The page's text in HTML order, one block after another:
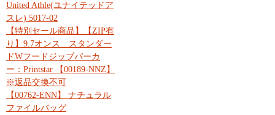
United Athle(ユナイテッドア
スレ) 5017-02
【特別セール商品】【ZIP有
り】9.7オンス スタンダー
ドWフードジップパーカ
ー：Printstar 【00189-NNZ】
※返品交換不可
【00762-ENN】 ナチュラル
ファイルバッグ